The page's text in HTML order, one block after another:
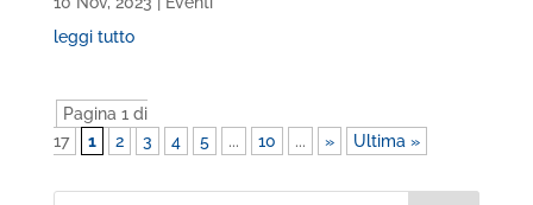
leggi tutto
Pagina 1 di
17
1 2 3 4 5 ... 10 ... » Ultima »